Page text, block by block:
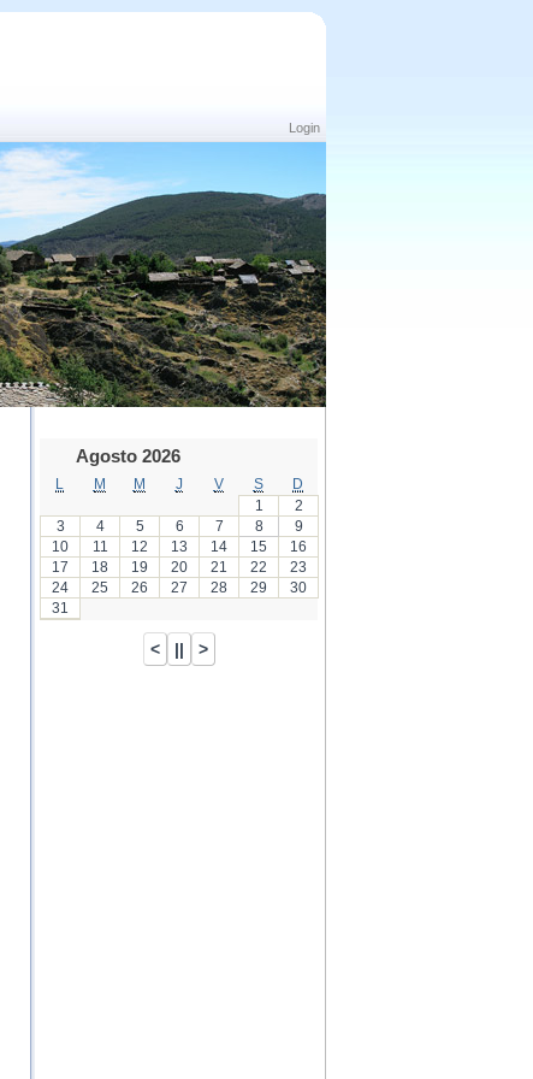
Login
Agosto 2026
M M J V S
D
1
2
3
4 5 6 7 8
9
10
11 12 13 14 15
16
17
18 19 20 21 22
23
24
25 26 27 28 29
30
31